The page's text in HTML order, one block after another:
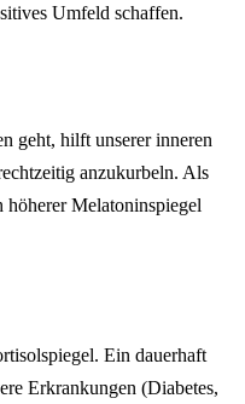
Umfeld schaffen.
geht, hilft unserer inneren
anzukurbeln. Als
höherer Melatoninspiegel
Ein dauerhaft
Erkrankungen (Diabetes,